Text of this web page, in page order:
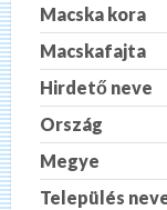
Macska kora
Macskafajta
Hirdető neve
Ország
Megye
Település